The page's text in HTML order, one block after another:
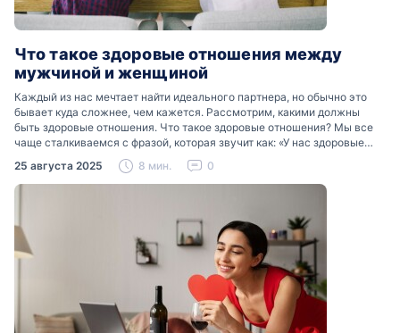
Что такое здоровые отношения между
мужчиной и женщиной
Каждый из нас мечтает найти идеального партнера, но обычно это
бывает куда сложнее, чем кажется. Рассмотрим, какими должны
быть здоровые отношения. Что такое здоровые отношения? Мы все
чаще сталкиваемся с фразой, которая звучит как: «У нас здоровые
отношения». Что именно подразумевается…
25 августа 2025 8 мин. 0